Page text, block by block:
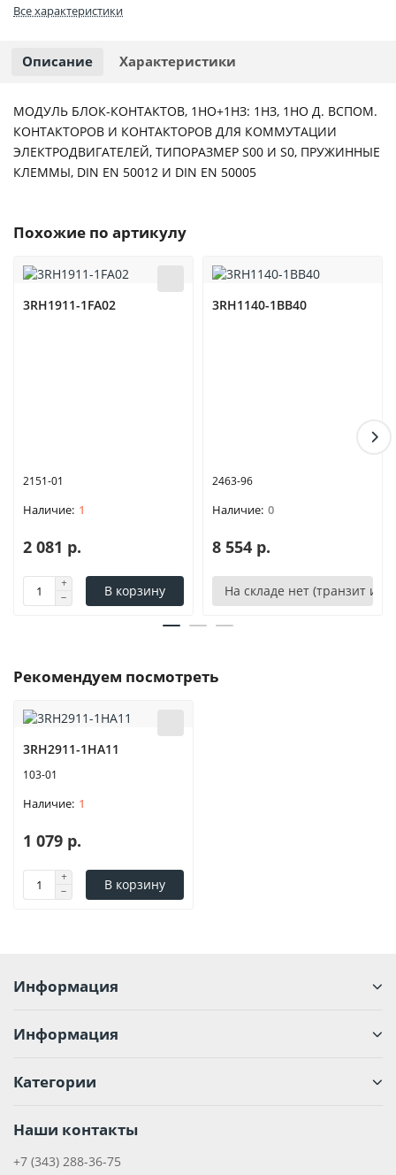
Все характеристики
Описание Характеристики
МОДУЛЬ БЛОК-КОНТАКТОВ, 1НО+1НЗ: 1НЗ, 1НО Д. ВСПОМ.
КОНТАКТОРОВ И КОНТАКТОРОВ ДЛЯ КОММУТАЦИИ
ЭЛЕКТРОДВИГАТЕЛЕЙ, ТИПОРАЗМЕР S00 И S0, ПРУЖИННЫЕ
КЛЕММЫ, DIN EN 50012 И DIN EN 50005
Похожие по артикулу
3RH1911-1FA02
2151-01
1
2 081 р.
В корзину
3RH1140-1BB40
2463-96
0
8 554 р.
На складе нет (транзит или
Рекомендуем посмотреть
3RH2911-1HA11
103-01
1
1 079 р.
В корзину
Информация
Информация
Категории
Наши контакты
+7 (343) 288-36-75